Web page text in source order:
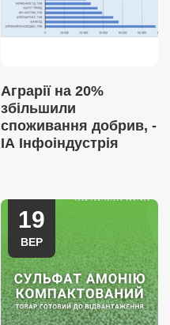
Аграрії на 20%
збільшили
споживання добрив, -
ІА Інфоіндустрія
19
ВЕР